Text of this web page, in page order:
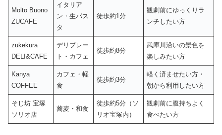
Molto Buono
ZUCAFE
イタリア
ン・生パス
タ
徒歩約1分
観劇前にゆっくりラ
ンチしたい方
zukekura
DELI&CAFE
デリプレー
ト・カフェ
徒歩約8分
武庫川沿いの景色を
楽しみたい方
Kanya
COFFEE
カフェ・軽
食
徒歩約3分
軽く済ませたい方・
朝から利用したい方
そじ坊 宝塚
ソリオ店
蕎麦・和食
徒歩約5分（ソ
リオ宝塚内）
観劇前に腹持ちよく
食べたい方